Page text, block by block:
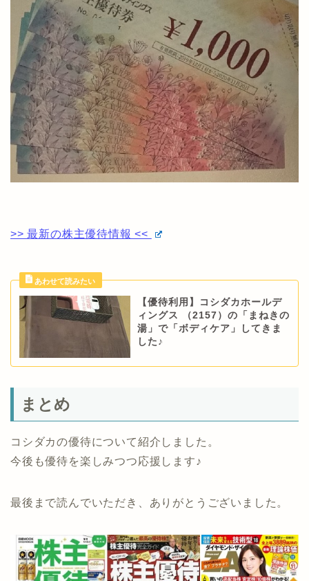
>> 最新の株主優待情報 <<
【優待利用】コシダカホールデ
ィングス （2157）の「まねきの
湯」で「ボディケア」してきま
した♪
まとめ
コシダカの優待について紹介しました。
今後も優待を楽しみつつ応援します♪
最後まで読んでいただき、ありがとうございました。